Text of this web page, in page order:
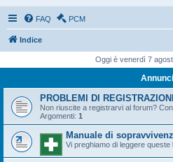
FAQ PCM
Indice
Oggi è venerdì 7
Annunci
PROBLEMI DI
Non riuscite a registrarvi al forum?
Argomenti: 1
Manuale di
Vi preghiamo di leggere